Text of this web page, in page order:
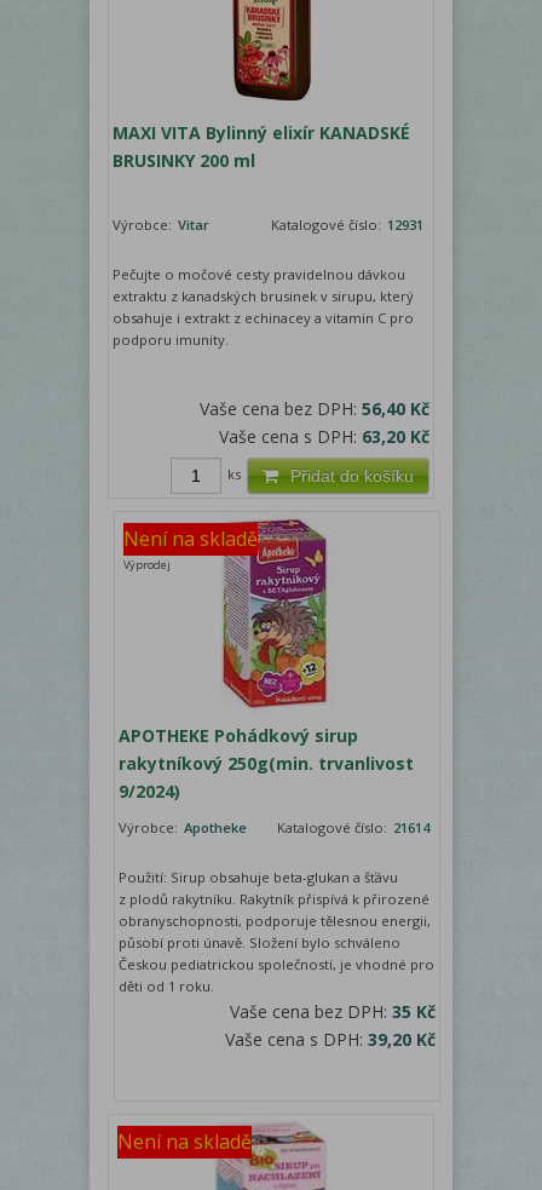
MAXI VITA Bylinný elixír KANADSKÉ
BRUSINKY 200 ml
Výrobce: Vitar Katalogové číslo: 12931
Pečujte o močové cesty pravidelnou dávkou
extraktu z kanadských brusinek v sirupu, který
obsahuje i extrakt z echinacey a vitamin C pro
podporu imunity.
Vaše cena bez DPH: 56,40 Kč
Vaše cena s DPH: 63,20 Kč
Přidat do košíku
ks
Není na skladě
Výprodej
APOTHEKE Pohádkový sirup
rakytníkový 250g(min. trvanlivost
9/2024)
Výrobce: Apotheke Katalogové číslo: 21614
Použití: Sirup obsahuje beta-glukan a šťávu
z plodů rakytníku. Rakytník přispívá k přirozené
obranyschopnosti, podporuje tělesnou energii,
působí proti únavě. Složení bylo schváleno
Českou pediatrickou společností, je vhodné pro
děti od 1 roku.
Vaše cena bez DPH:35 Kč
Vaše cena s DPH:39,20 Kč
Není na skladě